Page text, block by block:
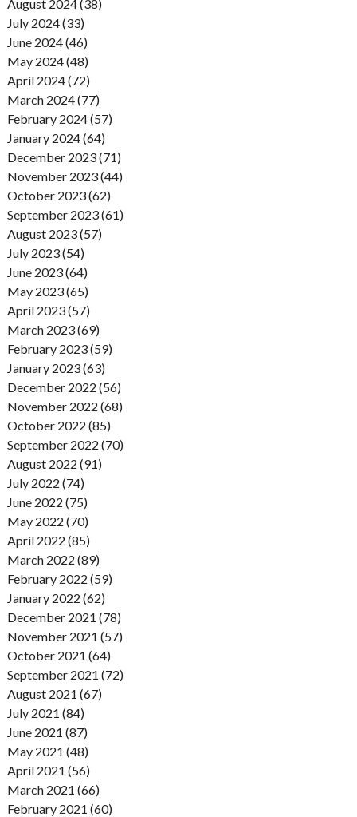
August 2024 (38)
July 2024 (33)
June 2024 (46)
May 2024 (48)
April 2024 (72)
March 2024 (77)
February 2024 (57)
January 2024 (64)
December 2023 (71)
November 2023 (44)
October 2023 (62)
September 2023 (61)
August 2023 (57)
July 2023 (54)
June 2023 (64)
May 2023 (65)
April 2023 (57)
March 2023 (69)
February 2023 (59)
January 2023 (63)
December 2022 (56)
November 2022 (68)
October 2022 (85)
September 2022 (70)
August 2022 (91)
July 2022 (74)
June 2022 (75)
May 2022 (70)
April 2022 (85)
March 2022 (89)
February 2022 (59)
January 2022 (62)
December 2021 (78)
November 2021 (57)
October 2021 (64)
September 2021 (72)
August 2021 (67)
July 2021 (84)
June 2021 (87)
May 2021 (48)
April 2021 (56)
March 2021 (66)
February 2021 (60)